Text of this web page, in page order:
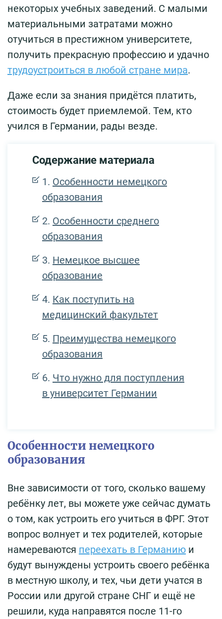
некоторых учебных заведений. С малыми
материальными затратами можно
отучиться в престижном университете,
получить прекрасную профессию и удачно
трудоустроиться в любой стране мира.
Даже если за знания придётся платить,
стоимость будет приемлемой. Тем, кто
учился в Германии, рады везде.
Содержание материала
Особенности немецкого
образования
Особенности среднего
образования
Немецкое высшее
образование
Как поступить на
медицинский факультет
Преимущества немецкого
образования
Что нужно для поступления
в университет Германии
Особенности немецкого
образования
Вне зависимости от того, сколько вашему
ребёнку лет, вы можете уже сейчас думать
о том, как устроить его учиться в ФРГ. Этот
вопрос волнует и тех родителей, которые
намереваются переехать в Германию и
будут вынуждены устроить своего ребёнка
в местную школу, и тех, чьи дети учатся в
России или другой стране СНГ и ещё не
решили, куда направятся после 11-го